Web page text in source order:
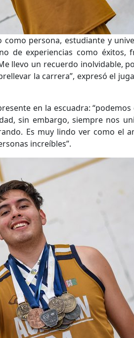
como persona, estudiante y
de experiencias como éxitos,
llevo un recuerdo inolvidable,
la carrera”, expresó el
en la escuadra: “podemos
sin embargo, siempre nos
Es muy lindo ver como el
increíbles”.